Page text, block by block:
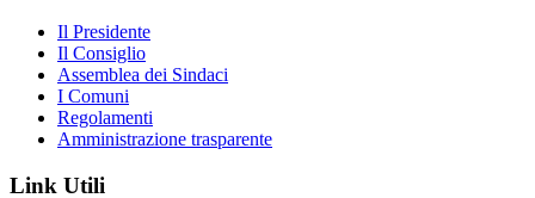
Il Presidente
Il Consiglio
Assemblea dei Sindaci
I Comuni
Regolamenti
Amministrazione trasparente
Link Utili